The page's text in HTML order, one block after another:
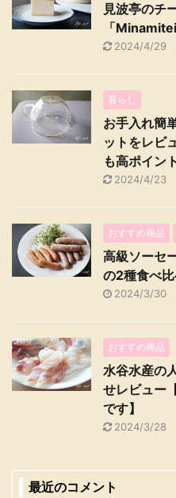
見波亭のチ
「
2024/4/29
暮らし
お手入れ簡
ットをレビ
も高ポイン
2024/4/23
おすすめ商品
高級ソーセ
の2種食べ比
2024/3/30
おすすめ商品
水谷水産の
せレビュー
です】
2024/3/28
最近のコメント